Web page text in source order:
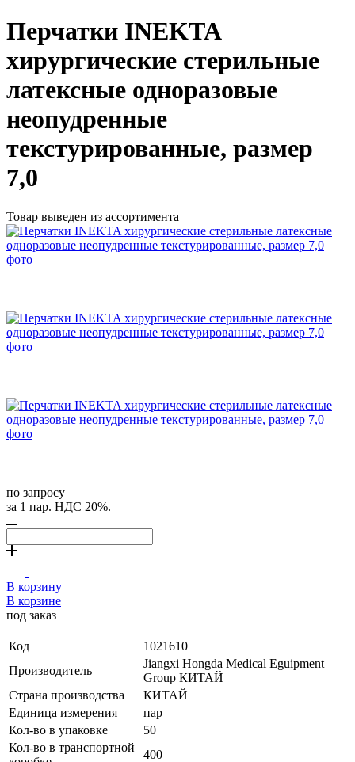
Перчатки INEKTA
хирургические стерильные
латексные одноразовые
неопудренные
текстурированные, размер
7,0
Товар выведен из ассортимента
по запросу
за 1 пар. НДС 20%.
В корзину
В корзине
под заказ
Код
1021610
Производитель
Jiangxi Hongda Medical Eguipment
Group КИТАЙ
Страна производства
КИТАЙ
Единица измерения
пар
Кол-во в упаковке
50
Кол-во в транспортной
400